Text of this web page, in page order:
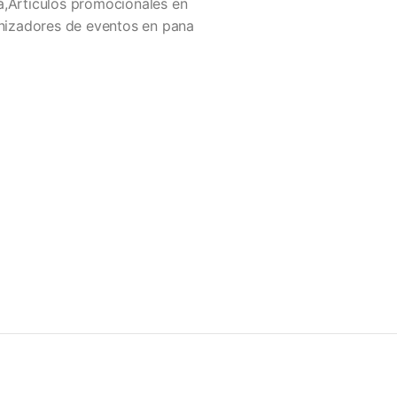
promocionales en
de eventos en pana